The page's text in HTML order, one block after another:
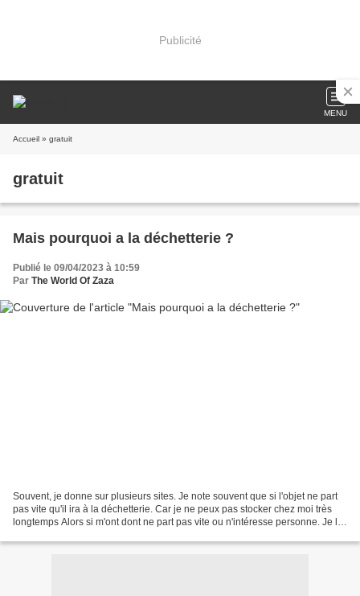
Publicité
MENU
Accueil » gratuit
gratuit
Mais pourquoi a la déchetterie ?
Publié le 09/04/2023 à 10:59
Par The World Of Zaza
Souvent, je donne sur plusieurs sites. Je note souvent que si l'objet ne part
pas vite qu'il ira à la déchetterie. Car je ne peux pas stocker chez moi très
longtemps Alors si m'ont dont ne part pas vite ou n'intéresse personne. Je le